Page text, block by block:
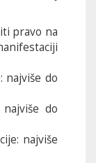
pravo na
najviše do
do
najviše